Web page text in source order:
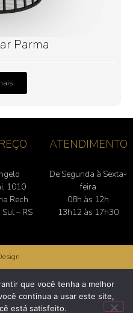
Parma
1010
Rech
– RS
ATENDIMENTO
De Segunda à Sexta-
feira
08h às 12h
13h12 às 17h30
Torresini, 1010 – Bairro Ana Rech –
– (54) 3533-6093
que você tenha a melhor
continua a usar este site,
está satisfeito.